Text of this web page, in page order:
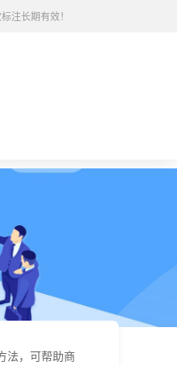
注长期有效！
法，可帮助商